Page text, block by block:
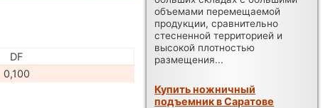
DF
0,100
объемами перемещаемой
продукции, сравнительно
стесненной территорией и
высокой плотностью
размещения...
Купить ножничный
подъемник в Саратове